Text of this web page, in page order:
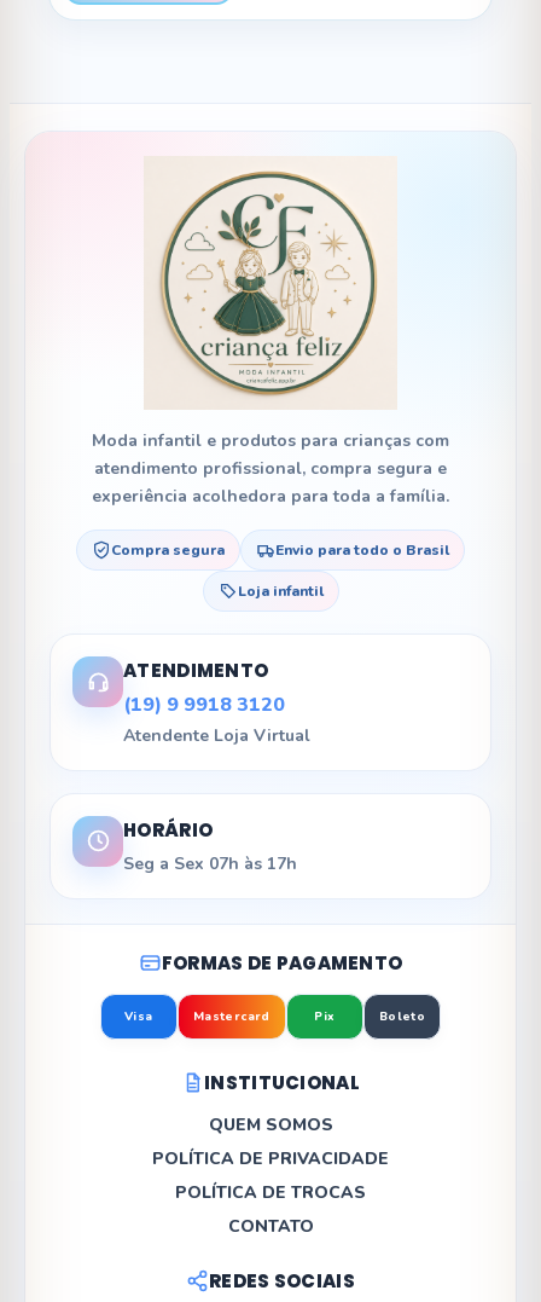
Moda infantil e produtos para crianças com
atendimento profissional, compra segura e
experiência acolhedora para toda a família.
Compra segura Envio para todo o Brasil
Loja infantil
ATENDIMENTO
(19) 9 9918 3120
Atendente Loja Virtual
HORÁRIO
Seg a Sex 07h às 17h
FORMAS DE PAGAMENTO
Visa Mastercard Pix Boleto
INSTITUCIONAL
QUEM SOMOS
POLÍTICA DE PRIVACIDADE
POLÍTICA DE TROCAS
CONTATO
REDES SOCIAIS